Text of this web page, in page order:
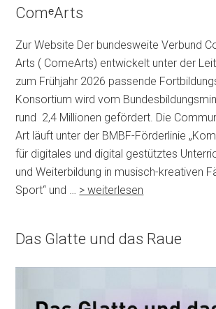
ComᵉArts
Zur Website Der bundesweite Verbund
Arts ( ComeArts) entwickelt unter der
zum Frühjahr 2026 passende
Konsortium wird vom
rund 2,4 Millionen gefördert. Die
Art läuft unter der BMBF-Förderlinie
für digitales und digital gestütztes
und Weiterbildung in musisch-kreativen
Sport“ und … > weiterlesen
Das Glatte und das Raue